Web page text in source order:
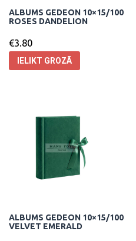
ALBUMS GEDEON 10×15/100
ROSES DANDELION
€3.80
IELIKT GROZĀ
ALBUMS GEDEON 10×15/100
VELVET EMERALD